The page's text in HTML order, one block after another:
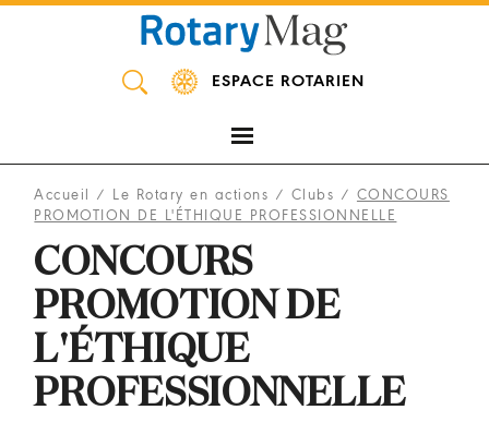
ESPACE ROTARIEN
Accueil / Le Rotary en actions / Clubs / CONCOURS
PROMOTION DE L'ÉTHIQUE PROFESSIONNELLE
CONCOURS
PROMOTION DE
L'ÉTHIQUE
PROFESSIONNELLE
Panneau de gestion des cookies